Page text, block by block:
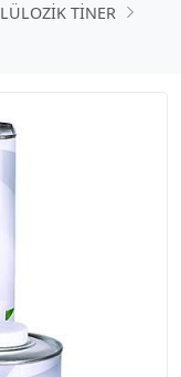
TİNER